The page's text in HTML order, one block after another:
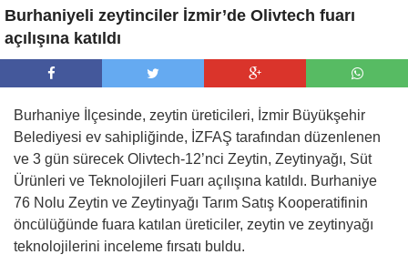
Burhaniyeli zeytinciler İzmir’de Olivtech fuarı
açılışına katıldı
Burhaniye İlçesinde, zeytin üreticileri, İzmir Büyükşehir
Belediyesi ev sahipliğinde, İZFAŞ tarafından düzenlenen
ve 3 gün sürecek Olivtech-12’nci Zeytin, Zeytinyağı, Süt
Ürünleri ve Teknolojileri Fuarı açılışına katıldı. Burhaniye
76 Nolu Zeytin ve Zeytinyağı Tarım Satış Kooperatifinin
öncülüğünde fuara katılan üreticiler, zeytin ve zeytinyağı
teknolojilerini inceleme fırsatı buldu.